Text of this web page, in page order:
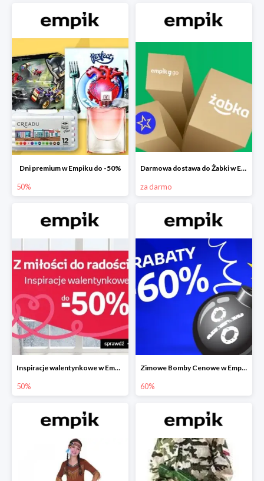
Dni premium w Empiku do -50%
50%
Darmowa dostawa do Żabki w Empiku
za darmo
Inspiracje walentynkowe w Empiku do -50%
50%
Zimowe Bomby Cenowe w Empiku do -60%
60%